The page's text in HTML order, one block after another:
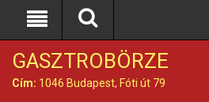
GASZTROBÖRZE
Cím: 1046 Budapest, Fóti út 79